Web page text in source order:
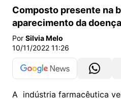
Composto presente na
aparecimento da doença
Por Silvia Melo
10/11/2022 11:26
A indústria farmacêutica